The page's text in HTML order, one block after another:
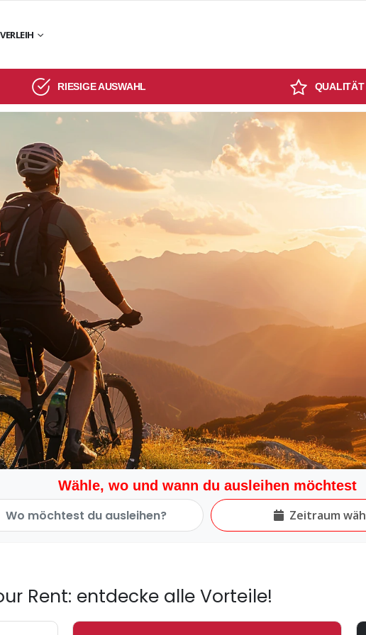
RIESIGE AUSWAHL QUALITÄT
Wähle, wo und wann du ausleihen möchtest
Zeitraum
Rent: entdecke alle Vorteile!